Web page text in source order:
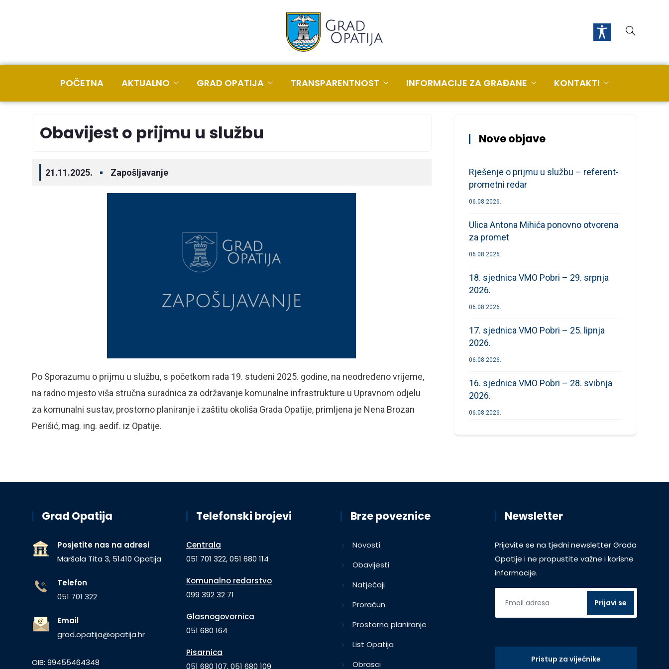
POČETNA AKTUALNO GRAD OPATIJA TRANSPARENTNOST INFORMACIJE ZA GRAĐANE KONTAKTI
Obavijest o prijmu u službu
21.11.2025. Zapošljavanje
Po Sporazumu o prijmu u službu, s početkom rada 19. studeni 2025. godine, na neodređeno vrijeme,
na radno mjesto viša stručna suradnica za održavanje komunalne infrastrukture u Upravnom odjelu
za komunalni sustav, prostorno planiranje i zaštitu okoliša Grada Opatije, primljena je Nena Brozan
Perišić, mag. ing. aedif. iz Opatije.
Nove objave
Rješenje o prijmu u službu – referent-
prometni redar
06.08.2026.
Ulica Antona Mihića ponovno otvorena
za promet
06.08.2026.
18. sjednica VMO Pobri – 29. srpnja
2026.
06.08.2026.
17. sjednica VMO Pobri – 25. lipnja
2026.
06.08.2026.
16. sjednica VMO Pobri – 28. svibnja
2026.
06.08.2026.
Grad Opatija
Posjetite nas na adresi
Maršala Tita 3, 51410 Opatija
Telefon
051 701 322
Email
grad.opatija@opatija.hr
OIB: 99455464348
Telefonski brojevi
Centrala
051 701 322, 051 680 114
Komunalno redarstvo
099 392 32 71
Glasnogovornica
051 680 164
Pisarnica
051 680 107, 051 680 109
Brze poveznice
Novosti
Obavijesti
Natječaji
Proračun
Prostorno planiranje
List Opatija
Obrasci
Newsletter
Prijavite se na tjedni newsletter Grada
Opatije i ne propustite važne i korisne
informacije.
Pristup za vijećnike